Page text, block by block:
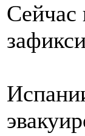
Сейчас